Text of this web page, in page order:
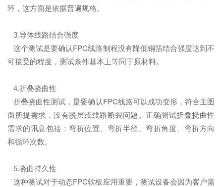
环，这方面是依据普遍规格。
3.导体线路结合强度
这个测试是要确认FPC线路制程没有降低铜箔结合强度达到不
可接受的程度，测试条件基本上等同于原材料。
4.折叠挠曲性
折叠挠曲性测试，是要确认FPC线路可以成功变形，符合主图
面所提需求，没有脱层或线路断裂问题。正确测试折叠挠曲性
需求的讯息包括：弯折位置、弯折半径、弯折角度、弯折方向
和循环次数。
5.挠曲持久性
这种测试对于动态FPC软板应用重要，测试设备会因为客户需